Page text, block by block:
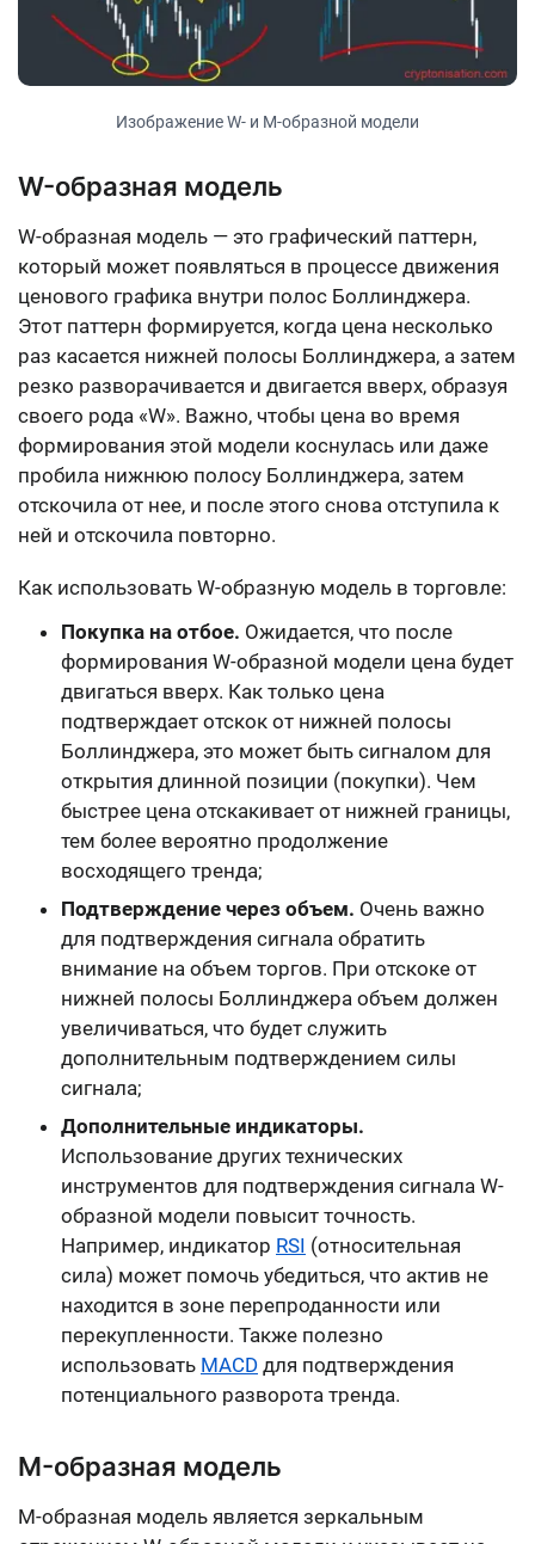
Изображение W- и М-образной модели
W-образная модель
W-образная модель — это графический паттерн,
который может появляться в процессе движения
ценового графика внутри полос Боллинджера.
Этот паттерн формируется, когда цена несколько
раз касается нижней полосы Боллинджера, а затем
резко разворачивается и двигается вверх, образуя
своего рода «W». Важно, чтобы цена во время
формирования этой модели коснулась или даже
пробила нижнюю полосу Боллинджера, затем
отскочила от нее, и после этого снова отступила к
ней и отскочила повторно.
Как использовать W-образную модель в торговле:
Покупка на отбое. Ожидается, что после
формирования W-образной модели цена будет
двигаться вверх. Как только цена
подтверждает отскок от нижней полосы
Боллинджера, это может быть сигналом для
открытия длинной позиции (покупки). Чем
быстрее цена отскакивает от нижней границы,
тем более вероятно продолжение
восходящего тренда;
Подтверждение через объем. Очень важно
для подтверждения сигнала обратить
внимание на объем торгов. При отскоке от
нижней полосы Боллинджера объем должен
увеличиваться, что будет служить
дополнительным подтверждением силы
сигнала;
Дополнительные индикаторы.
Использование других технических
инструментов для подтверждения сигнала W-
образной модели повысит точность.
Например, индикатор RSI (относительная
сила) может помочь убедиться, что актив не
находится в зоне перепроданности или
перекупленности. Также полезно
использовать MACD для подтверждения
потенциального разворота тренда.
M-образная модель
M-образная модель является зеркальным